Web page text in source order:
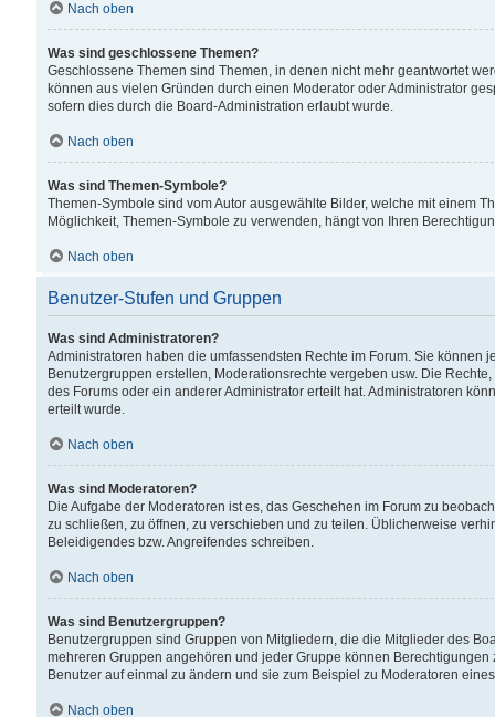
Nach oben
Was sind geschlossene Themen?
Geschlossene Themen sind Themen, in denen nicht mehr geantwortet
können aus vielen Gründen durch einen Moderator oder Administrator
sofern dies durch die Board-Administration erlaubt wurde.
Nach oben
Was sind Themen-Symbole?
Themen-Symbole sind vom Autor ausgewählte Bilder, welche mit einem
Möglichkeit, Themen-Symbole zu verwenden, hängt von Ihren
Nach oben
Benutzer-Stufen und Gruppen
Was sind Administratoren?
Administratoren haben die umfassendsten Rechte im Forum. Sie können
Benutzergruppen erstellen, Moderationsrechte vergeben usw. Die
des Forums oder ein anderer Administrator erteilt hat. Administratoren
erteilt wurde.
Nach oben
Was sind Moderatoren?
Die Aufgabe der Moderatoren ist es, das Geschehen im Forum zu
zu schließen, zu öffnen, zu verschieben und zu teilen. Üblicherweise
Beleidigendes bzw. Angreifendes schreiben.
Nach oben
Was sind Benutzergruppen?
Benutzergruppen sind Gruppen von Mitgliedern, die die Mitglieder des
mehreren Gruppen angehören und jeder Gruppe können
Benutzer auf einmal zu ändern und sie zum Beispiel zu Moderatoren
Nach oben